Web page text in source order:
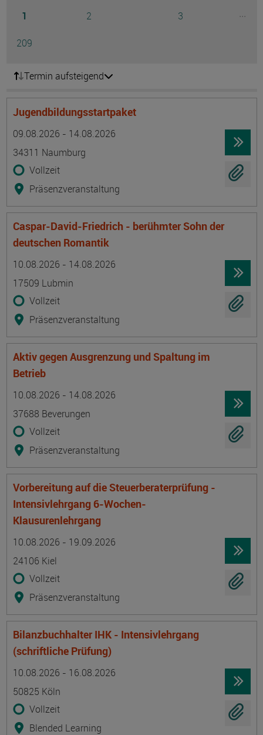
Seite
1 Seite
2 Seite
3
...
Seite
209
Termin aufsteigend
Jugendbildungsstartpaket
09.08.2026 - 14.08.2026
34311 Naumburg
Vollzeit
Präsenzveranstaltung
Caspar-David-Friedrich - berühmter Sohn der
deutschen Romantik
10.08.2026 - 14.08.2026
17509 Lubmin
Vollzeit
Präsenzveranstaltung
Aktiv gegen Ausgrenzung und Spaltung im
Betrieb
10.08.2026 - 14.08.2026
37688 Beverungen
Vollzeit
Präsenzveranstaltung
Vorbereitung auf die Steuerberaterprüfung -
Intensivlehrgang 6-Wochen-
Klausurenlehrgang
10.08.2026 - 19.09.2026
24106 Kiel
Vollzeit
Präsenzveranstaltung
Bilanzbuchhalter IHK - Intensivlehrgang
(schriftliche Prüfung)
10.08.2026 - 16.08.2026
50825 Köln
Vollzeit
Blended Learning